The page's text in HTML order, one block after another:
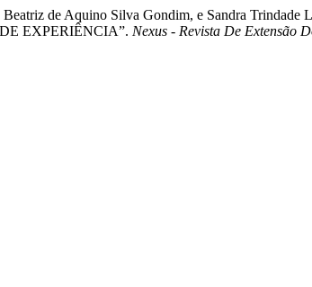
de Aquino Silva Gondim, e Sandra
EXPERIÊNCIA”. Nexus - Revista De Extensão